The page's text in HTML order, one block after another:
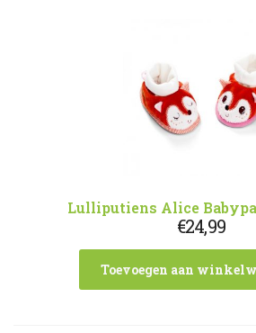
Lulliputiens Alice
€24,99
Toevoegen aan